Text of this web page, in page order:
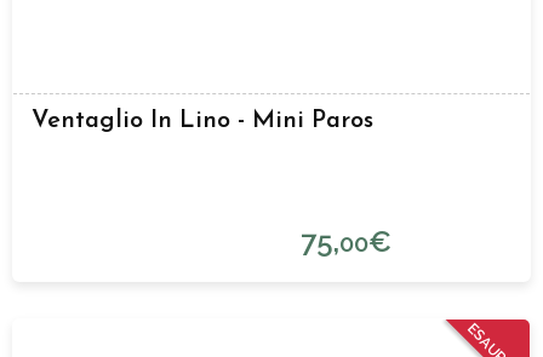
Ventaglio In Lino - Mini Paros
75,00€